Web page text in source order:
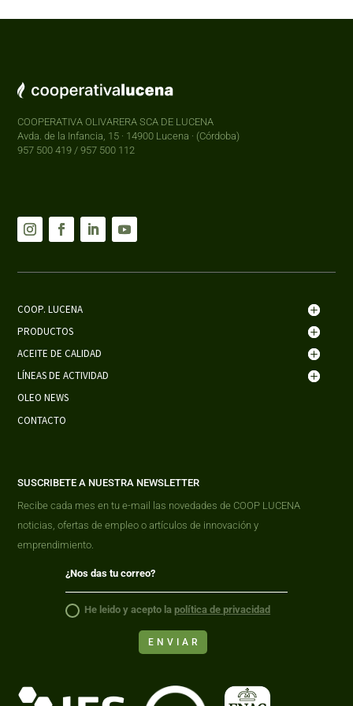
COOPERATIVA OLIVARERA SCA DE LUCENA
Avda. de la Infancia, 15 · 14900 Lucena · (Córdoba)
957 500 419 / 957 500 112
COOP. LUCENA
PRODUCTOS
ACEITE DE CALIDAD
LÍNEAS DE ACTIVIDAD
OLEO NEWS
CONTACTO
SUSCRIBETE A NUESTRA NEWSLETTER
Recibe cada mes en tu e-mail las novedades de COOP LUCENA
noticias, ofertas de empleo o artículos de innovación y
emprendimiento.
He leido y acepto la política de privacidad
ENVIAR